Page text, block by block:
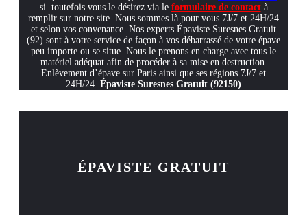
si toutefois vous le désirez via le formulaire de contactà
remplir sur notre site. Nous sommes là pour vous 7J/7 et 24H/24
et selon vos convenance. Nos experts Épaviste Suresnes Gratuit
(92) sont à votre service de façon à vos débarrassé de votre épave
peu importe ou se situe. Nous le prenons en charge avec tous le
matériel adéquat afin de procéder à sa mise en destruction.
Enlèvement d’épave sur Paris ainsi que ses régions 7J/7 et
24H/24. Épaviste Suresnes Gratuit (92150)
ÉPAVISTE GRATUIT